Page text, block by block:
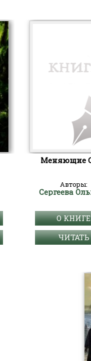
Меняющие
Авторы:
Сергеева
О КНИГЕ
ЧИТАТЬ